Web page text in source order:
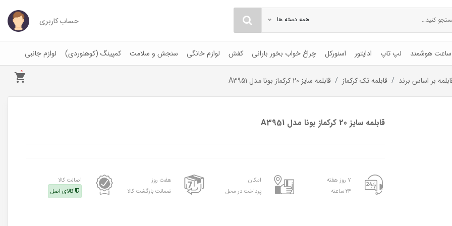
همه دسته ها حساب کاربری
ساعت هوشمند لپ تاپ اداپتور اسنورکل چراغ خواب بخور بارانی کفش لوازم خانگی سنجش و سلامت کمپینگ (کوهنوردی) لوازم جانبی
0
بر اساس برند قابلمه تک کرکماز قابلمه سایز 20 کرکماز بونا مدل A3951
قابلمه سایز 20 کرکماز بونا مدل A3951
۷ روز هفته
۲۴ ساعته
امکان
پرداخت در محل
هفت روز
ضمانت بازگشت کالا
اصالت کالا
کالای اصل